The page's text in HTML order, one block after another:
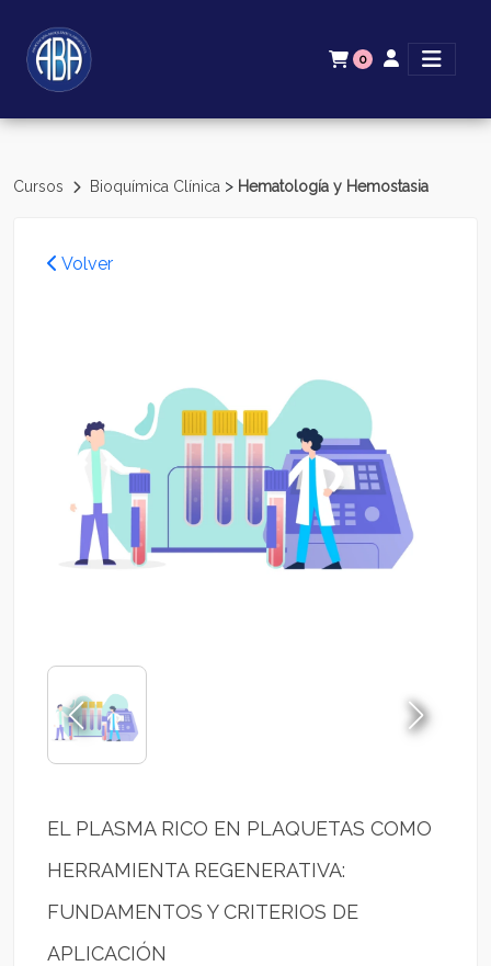
0
Cursos Bioquímica Clínica > Hematología y Hemostasia
Volver
EL PLASMA RICO EN PLAQUETAS COMO
HERRAMIENTA REGENERATIVA:
FUNDAMENTOS Y CRITERIOS DE
APLICACIÓN